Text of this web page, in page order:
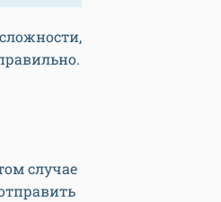
случае